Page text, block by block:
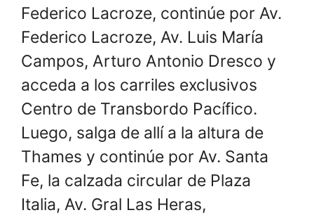
Federico Lacroze, continúe por Av.
Federico Lacroze, Av. Luis María
Campos, Arturo Antonio Dresco y
acceda a los carriles exclusivos
Centro de Transbordo Pacífico.
Luego, salga de allí a la altura de
Thames y continúe por Av. Santa
Fe, la calzada circular de Plaza
Italia, Av. Gral Las Heras,